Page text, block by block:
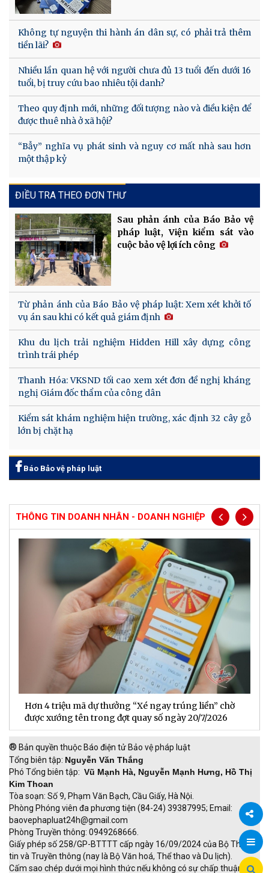
Chia
Không tự nguyện thi hành án dân sự, có phải trả thêm
tiền lãi?
Nhiều lần quan hệ với người chưa đủ 13 tuổi đến dưới 16
tuổi, bị truy cứu bao nhiêu tội danh?
Theo quy định mới, những đối tượng nào và điều kiện để
được thuê nhà ở xã hội?
“Bẫy” nghĩa vụ phát sinh và nguy cơ mất nhà sau hơn
một thập kỷ
ĐIỀU TRA THEO ĐƠN THƯ
Sau phản ánh của Báo Bảo vệ
pháp luật, Viện kiểm sát vào
cuộc bảo vệ lợi ích công
Từ phản ánh của Báo Bảo vệ pháp luật: Xem xét khởi tố
vụ án sau khi có kết quả giám định
Khu du lịch trải nghiệm Hidden Hill xây dựng công
trình trái phép
Thanh Hóa: VKSND tối cao xem xét đơn đề nghị kháng
nghị Giám đốc thẩm của công dân
Kiểm sát khám nghiệm hiện trường, xác định 32 cây gỗ
lớn bị chặt hạ
Báo Bảo vệ pháp luật
THÔNG TIN DOANH NHÂN - DOANH NGHIỆP
Hơn 4 triệu mã dự thưởng “Xé ngay trúng liền” chờ
được xướng tên trong đợt quay số ngày 20/7/2026
® Bản quyền thuộc Báo điện tử Bảo vệ pháp luật
Tổng biên tập: Nguyễn Văn Thắng
Phó Tổng biên tập: Vũ Mạnh Hà, Nguyễn Mạnh Hưng, Hồ Thị
Kim Thoan
Tòa soạn: Số 9, Phạm Văn Bạch, Cầu Giấy, Hà Nội.
Phòng Phóng viên đa phương tiện (84-24) 39387995; Email:
baovephapluat24h@gmail.com
Phòng Truyền thông: 0949268666.
Giấy phép số 258/GP-BTTTT cấp ngày 16/09/2024 của Bộ Thông
tin và Truyền thông (nay là Bộ Văn hoá, Thể thao và Du lịch).
Cấm sao chép dưới mọi hình thức nếu không có sự chấp thuận